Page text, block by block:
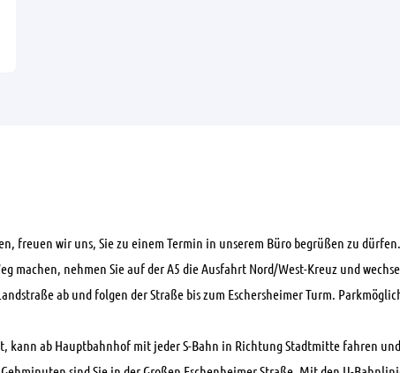
freuen wir uns, Sie zu einem Termin in unserem Büro begrüßen zu
machen, nehmen Sie auf der A5 die Ausfahrt Nord/West-Kreuz und
ab und folgen der Straße bis zum Eschersheimer Turm.
ab Hauptbahnhof mit jeder S-Bahn in Richtung Stadtmitte fahren